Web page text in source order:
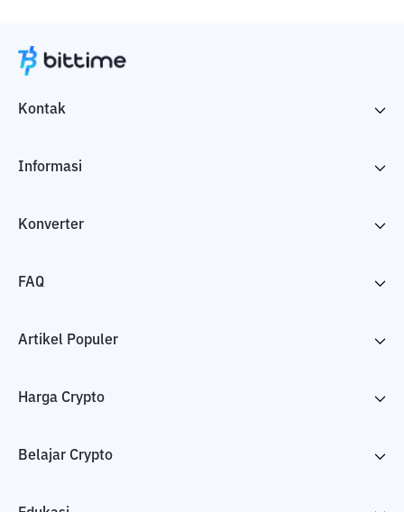
Kontak
Informasi
Konverter
FAQ
Artikel Populer
Harga Crypto
Belajar Crypto